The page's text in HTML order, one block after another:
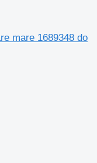
mare 1689348 do